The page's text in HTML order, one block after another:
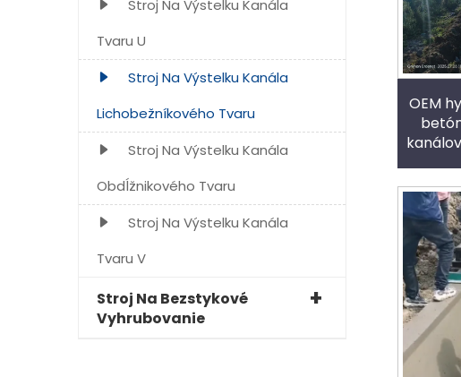
Stroj Na Výstelku Kanála
Tvaru U
Stroj Na Výstelku Kanála
Lichobežníkového Tvaru
Stroj Na Výstelku Kanála
Obdĺžnikového Tvaru
Stroj Na Výstelku Kanála
Tvaru V
Stroj Na Bezstykové
Vyhrubovanie
OEM